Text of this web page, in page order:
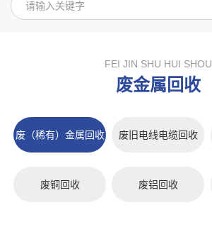
FEI JIN SHU HUI SHOU
废金属回收
废（稀有）金属回收 废旧电线电缆回收
废铜回收 废铝回收